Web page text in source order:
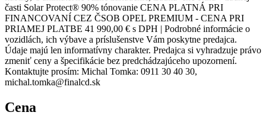
časti Solar Protect® 90% tónovanie CENA PLATNÁ PRI
FINANCOVANÍ CEZ ČSOB OPEL PREMIUM - CENA PRI
PRIAMEJ PLATBE 41 990,00 € s DPH | Podrobné informácie o
vozidlách, ich výbave a príslušenstve Vám poskytne predajca.
Údaje majú len informatívny charakter. Predajca si vyhradzuje právo
zmeniť ceny a špecifikácie bez predchádzajúceho upozornení.
Kontaktujte prosím: Michal Tomka: 0911 30 40 30,
michal.tomka@finalcd.sk
Cena